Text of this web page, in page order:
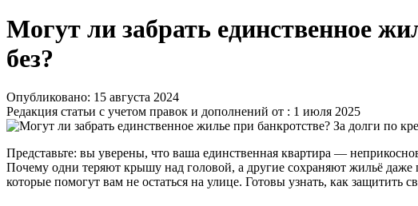
Могут ли забрать единственное
без?
Опубликовано: 15 августа 2024
Редакция статьи с учетом правок и дополнений от : 1 июля 2025
Представьте: вы уверены, что ваша единственная квартира —
Почему одни теряют крышу над головой, а другие сохраняют жильё
которые помогут вам не остаться на улице. Готовы узнать, как защитить